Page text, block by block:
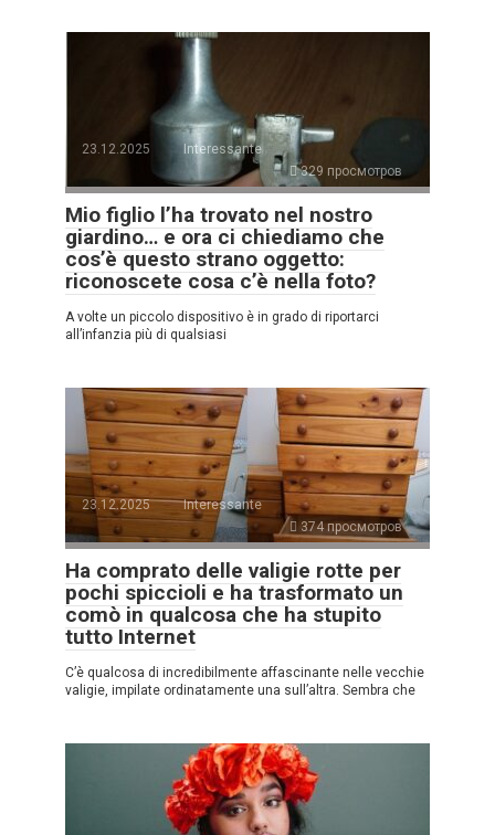
23.12.2025
Interessante
329 просмотров
Mio figlio l’ha trovato nel nostro
giardino… e ora ci chiediamo che
cos’è questo strano oggetto:
riconoscete cosa c’è nella foto?
A volte un piccolo dispositivo è in grado di riportarci
all’infanzia più di qualsiasi
23.12.2025
Interessante
374 просмотров
Ha comprato delle valigie rotte per
pochi spiccioli e ha trasformato un
comò in qualcosa che ha stupito
tutto Internet
C’è qualcosa di incredibilmente affascinante nelle vecchie
valigie, impilate ordinatamente una sull’altra. Sembra che